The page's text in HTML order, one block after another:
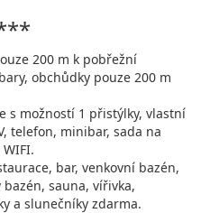
200 m k pobřežní
obchůdky pouze 200 m
s možností 1 přistýlky, vlastní
telefon, minibar, sada na
bar, venkovní bazén,
sauna, vířivka,
a slunečníky zdarma.